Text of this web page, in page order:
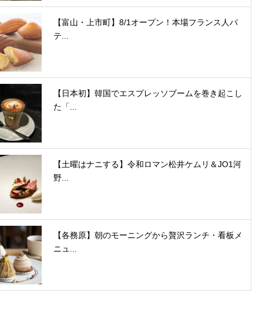
【富山・上市町】8/1オープン！本場フランス人パ
テ...
【日本初】韓国でエスプレッソブームを巻き起こし
た「...
【土曜はナニする】令和ロマン松井ケムリ＆JO1河
野...
【各務原】朝のモーニングから贅沢ランチ・看板メ
ニュ...